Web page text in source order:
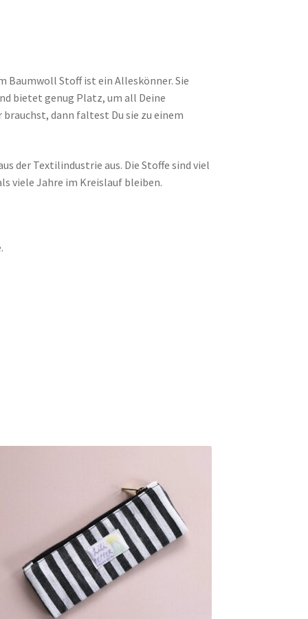
Baumwoll Stoff ist ein Alleskönner. Sie
bietet genug Platz, um all Deine
dann faltest Du sie zu einem
der Textilindustrie aus. Die Stoffe sind viel
viele Jahre im Kreislauf bleiben.